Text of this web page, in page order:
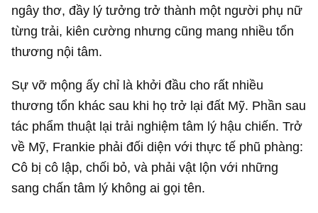
ngây thơ, đầy lý tưởng trở thành một người phụ nữ
từng trải, kiên cường nhưng cũng mang nhiều tổn
thương nội tâm.
Sự vỡ mộng ấy chỉ là khởi đầu cho rất nhiều
thương tổn khác sau khi họ trở lại đất Mỹ. Phần sau
tác phẩm thuật lại trải nghiệm tâm lý hậu chiến. Trở
về Mỹ, Frankie phải đối diện với thực tế phũ phàng:
Cô bị cô lập, chối bỏ, và phải vật lộn với những
sang chấn tâm lý không ai gọi tên.